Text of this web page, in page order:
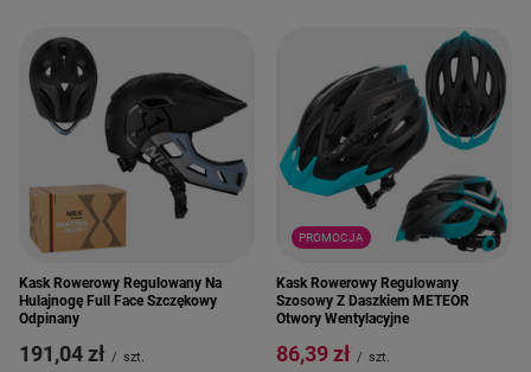
Kask Rowerowy Regulowany Na
Hulajnogę Full Face Szczękowy
Odpinany
191,04 zł / szt.
PROMOCJA
Kask Rowerowy Regulowany
Szosowy Z Daszkiem METEOR
Otwory Wentylacyjne
86,39 zł / szt.